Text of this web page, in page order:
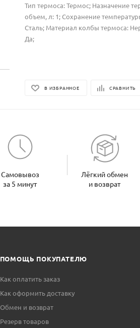
Тип термоса: Термос; Назначение
объем, л: 1; Сохранение
Сталь; Материал колбы термоса:
Да;
В ИЗБРАННОЕ СРАВНИТЬ
Самовывоз
за 5 минут
Лёгкий обмен
и возврат
ПОМОЩЬ ПОКУПАТЕЛЮ
Как оплатить заказ
Как оформить доставку
Обмен и возврат
Резерв товаров